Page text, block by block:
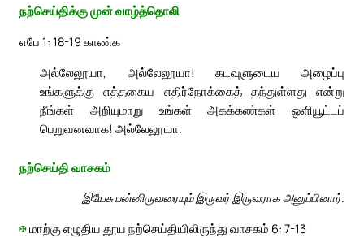
நற்செய்திக்கு முன் வாழ்த்தொலி
எபே 1: 18-19 காண்க
அல்லேலூயா, அல்லேலூயா! கடவுளுடைய அழைப்பு
உங்களுக்கு எத்தகைய எதிர்நோக்கைத் தந்துள்ளது என்று
நீங்கள் அறியுமாறு உங்கள் அகக்கண்கள் ஒளியூட்டப்
பெறுவனவாக! அல்லேலூயா.
நற்செய்தி வாசகம்
இயேசு பன்னிருவரையும் இருவர் இருவராக அனுப்பினார்.
✠மாற்கு எழுதிய தூய நற்செய்தியிலிருந்து வாசகம் 6: 7-13